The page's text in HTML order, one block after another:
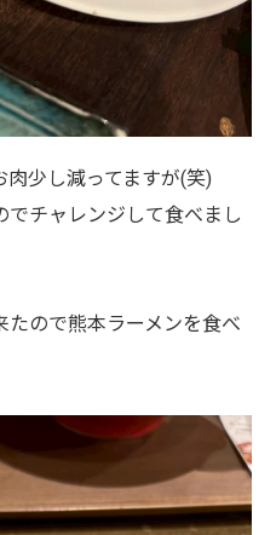
少し減ってますが(笑)
チャレンジして食べまし
たので熊本ラーメンを食べ